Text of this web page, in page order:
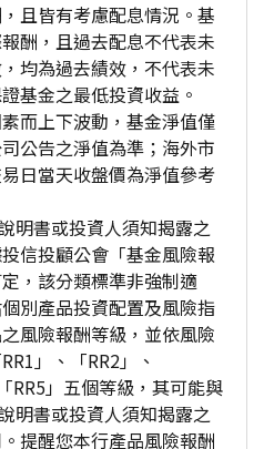
且皆有考慮配息情況。基
酬，且過去配息不代表未
均為過去績效，不代表未
基金之最低投資收益。
而上下波動，基金淨值僅
公告之淨值為準；海外市
日當天收盤價為淨值參考
明書或投資人須知揭露之
信投顧公會「基金風險報
，該分類標準非強制適
別產品投資配置及風險指
風險報酬等級，並依風險
」、「RR2」、
RR5」五個等級，其可能與
明書或投資人須知揭露之
提醒您本行產品風險報酬